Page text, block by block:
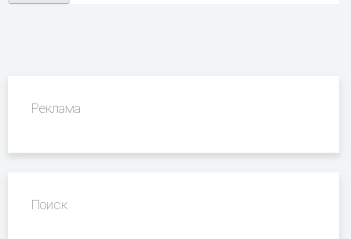
Реклама
Поиск